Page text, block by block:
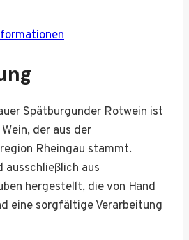
Spätburgunder Rotwein ist
der aus der
Rheingau stammt.
ausschließlich aus
hergestellt, die von Hand
eine sorgfältige Verarbeitung